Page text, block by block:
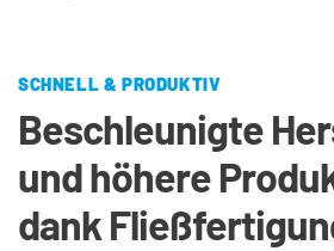
SCHNELL & PRODUKTIV
Beschleunigte
und höhere
dank